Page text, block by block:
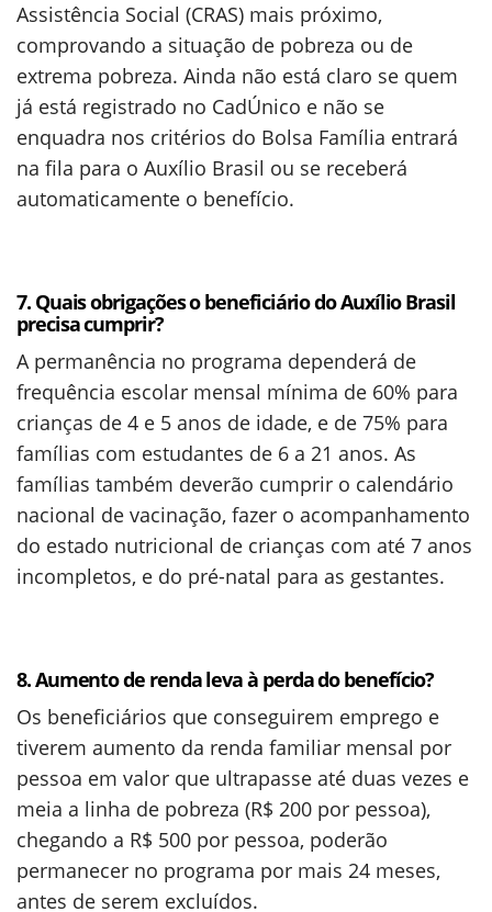
Assistência Social (CRAS) mais próximo,
comprovando a situação de pobreza ou de
extrema pobreza. Ainda não está claro se quem
já está registrado no CadÚnico e não se
enquadra nos critérios do Bolsa Família entrará
na fila para o Auxílio Brasil ou se receberá
automaticamente o benefício.
7. Quais obrigações o beneficiário do Auxílio Brasil
precisa cumprir?
A permanência no programa dependerá de
frequência escolar mensal mínima de 60% para
crianças de 4 e 5 anos de idade, e de 75% para
famílias com estudantes de 6 a 21 anos. As
famílias também deverão cumprir o calendário
nacional de vacinação, fazer o acompanhamento
do estado nutricional de crianças com até 7 anos
incompletos, e do pré-natal para as gestantes.
8. Aumento de renda leva à perda do benefício?
Os beneficiários que conseguirem emprego e
tiverem aumento da renda familiar mensal por
pessoa em valor que ultrapasse até duas vezes e
meia a linha de pobreza (R$ 200 por pessoa),
chegando a R$ 500 por pessoa, poderão
permanecer no programa por mais 24 meses,
antes de serem excluídos.